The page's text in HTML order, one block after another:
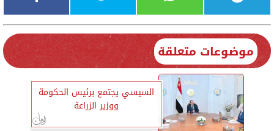
موضوعات متعلقة
السيسي يجتمع برئيس الحكومة
ووزير الزراعة